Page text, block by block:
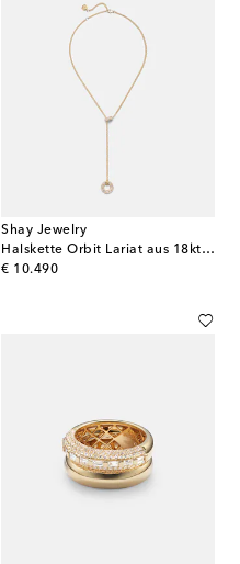
Shay Jewelry
Halskette Orbit Lariat aus 18kt Gelbgold mit Diamanten
€ 10.490
original price